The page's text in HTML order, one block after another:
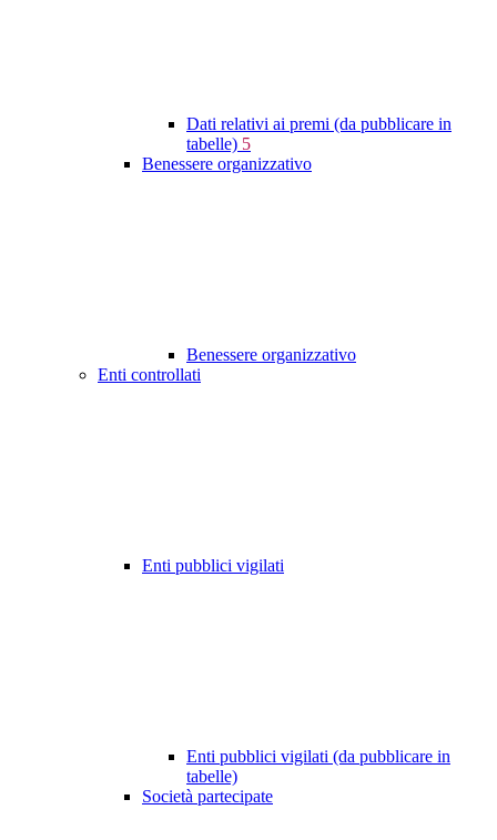
Dati relativi ai premi (da pubblicare in
tabelle) 5
Benessere organizzativo
Benessere organizzativo
Enti controllati
Enti pubblici vigilati
Enti pubblici vigilati (da pubblicare in
tabelle)
Società partecipate